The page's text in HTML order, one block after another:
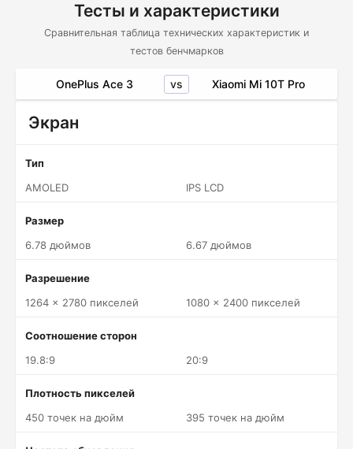
Тесты и характеристики
Сравнительная таблица технических характеристик и
тестов бенчмарков
OnePlus Ace 3 vs Xiaomi Mi 10T Pro
Экран
Тип
AMOLED
IPS LCD
Размер
6.78 дюймов
6.67 дюймов
Разрешение
1264 x 2780 пикселей
1080 x 2400 пикселей
Соотношение сторон
19.8:9
20:9
Плотность пикселей
450 точек на дюйм
395 точек на дюйм